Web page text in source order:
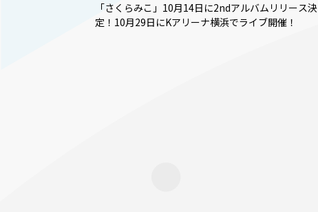
「さくらみこ」10月14日に2ndアルバムリリース決
定！10月29日にKアリーナ横浜でライブ開催！